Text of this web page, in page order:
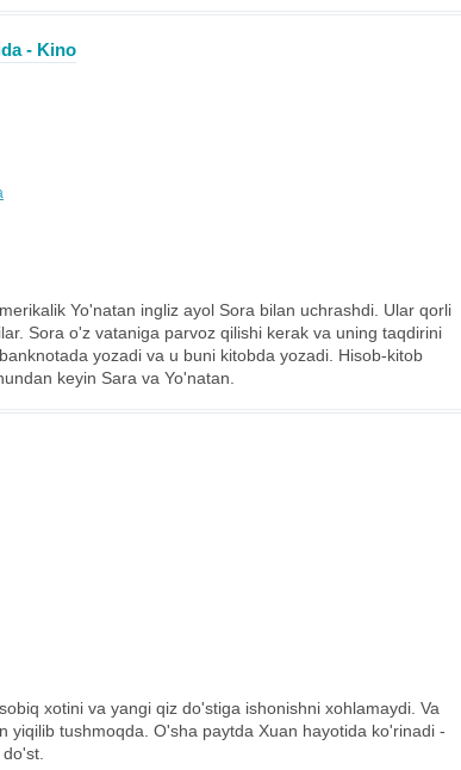
- Kino
Yo'natan ingliz ayol Sora bilan uchrashdi. Ular qorli
Sora o'z vataniga parvoz qilishi kerak va uning taqdirini
yozadi va u buni kitobda yozadi. Hisob-kitob
keyin Sara va Yo'natan.
xotini va yangi qiz do'stiga ishonishni xohlamaydi. Va
yiqilib tushmoqda. O'sha paytda Xuan hayotida ko'rinadi -